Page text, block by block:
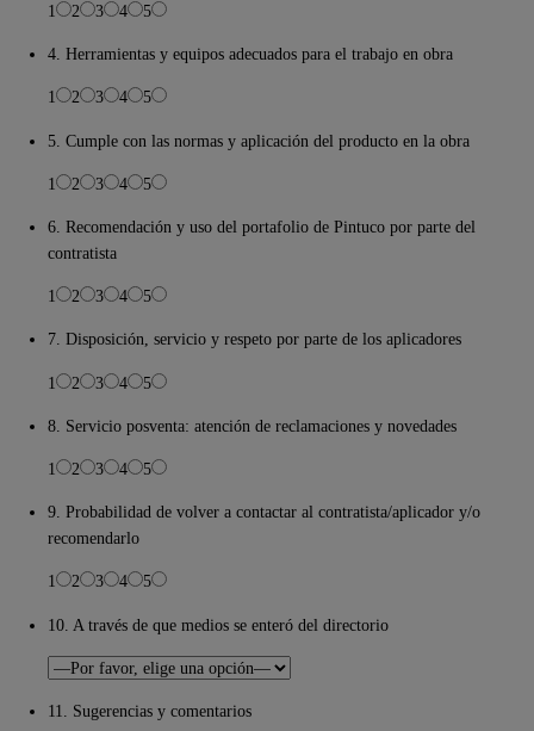
1 2 3 4 5
4. Herramientas y equipos adecuados para el trabajo en obra
1 2 3 4 5
5. Cumple con las normas y aplicación del producto en la obra
1 2 3 4 5
6. Recomendación y uso del portafolio de Pintuco por parte del
contratista
1 2 3 4 5
7. Disposición, servicio y respeto por parte de los aplicadores
1 2 3 4 5
8. Servicio posventa: atención de reclamaciones y novedades
1 2 3 4 5
9. Probabilidad de volver a contactar al contratista/aplicador y/o
recomendarlo
1 2 3 4 5
10. A través de que medios se enteró del directorio
11. Sugerencias y comentarios